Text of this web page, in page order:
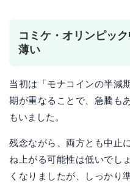
コミケ・オリンピッ
薄い
当初は「モナコインの半減
期が重なることで、急騰も
もいました。
残念ながら、両方とも中止
ね上がる可能性は低いでし
くなりましたが、しっかり